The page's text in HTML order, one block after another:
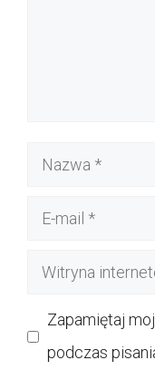
Nazwa
Witryna
Zapamiętaj
podczas